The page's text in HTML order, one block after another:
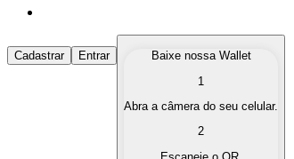
Comprar Criptomoedas
Compre as criptomoedas de seu
Converta suas criptomoedas em
Cadastrar Entrar
Baixe nossa Wallet
1
Abra a câmera do seu celular.
2